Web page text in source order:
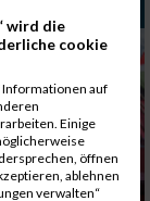
wird die
cookie
auf
Einige
öffnen
ablehnen
verwalten“